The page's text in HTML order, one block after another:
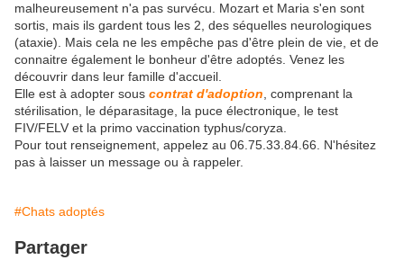
malheureusement n'a pas survécu. Mozart et Maria s'en sont
sortis, mais ils gardent tous les 2, des séquelles neurologiques
(ataxie). Mais cela ne les empêche pas d'être plein de vie, et de
connaitre également le bonheur d'être adoptés. Venez les
découvrir dans leur famille d'accueil.
Elle est à adopter sous contrat d'adoption , comprenant la
stérilisation, le déparasitage, la puce électronique, le test
FIV/FELV et la primo vaccination typhus/coryza.
Pour tout renseignement, appelez au 06.75.33.84.66. N'hésitez
pas à laisser un message ou à rappeler.
#Chats adoptés
Partager